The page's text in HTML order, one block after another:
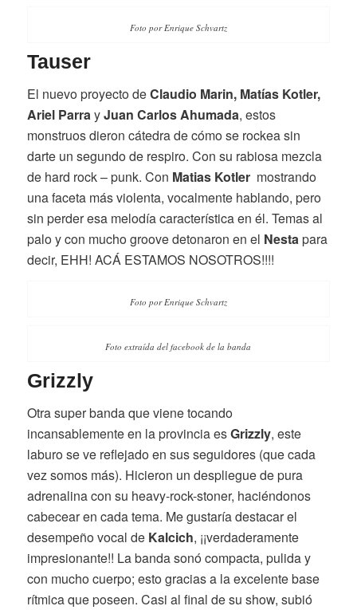
Foto por Enrique Schvartz
Tauser
El nuevo proyecto deClaudio Marin, Matías Kotler,
Ariel ParrayJuan Carlos Ahumada, estos
monstruos dieron cátedra de cómo se rockea sin
darte un segundo de respiro. Con su rabiosa mezcla
de hard rock – punk. Con Matias Kotlermostrando
una faceta más violenta, vocalmente hablando, pero
sin perder esa melodía característica en él. Temas al
palo y con mucho groove detonaron en el Nestapara
decir, EHH! ACÁ ESTAMOS NOSOTROS!!!!
Foto por Enrique Schvartz
Foto extraída del facebook de la banda
Grizzly
Otra super banda que viene tocando
incansablemente en la provincia esGrizzly, este
laburo se ve reflejado en sus seguidores (que cada
vez somos más). Hicieron un despliegue de pura
adrenalina con su heavy-rock-stoner, haciéndonos
cabecear en cada tema. Me gustaría destacar el
desempeño vocal de Kalcich, ¡¡verdaderamente
impresionante!! La banda sonó compacta, pulida y
con mucho cuerpo; esto gracias a la excelente base
rítmica que poseen. Casi al final de su show, subió